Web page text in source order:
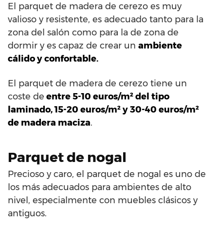
El parquet de madera de cerezo es muy
valioso y resistente, es adecuado tanto para la
zona del salón como para la de zona de
dormir y es capaz de crear un ambiente
cálido y confortable.
El parquet de madera de cerezo tiene un
coste de entre 5-10 euros/m² del tipo
laminado, 15-20 euros/m² y 30-40 euros/m²
de madera maciza.
Parquet de nogal
Precioso y caro, el parquet de nogal es uno de
los más adecuados para ambientes de alto
nivel, especialmente con muebles clásicos y
antiguos.